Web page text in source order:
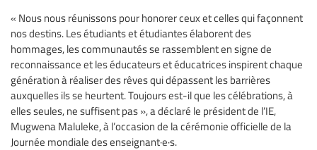
« Nous nous réunissons pour honorer ceux et celles qui façonnent
nos destins. Les étudiants et étudiantes élaborent des
hommages, les communautés se rassemblent en signe de
reconnaissance et les éducateurs et éducatrices inspirent chaque
génération à réaliser des rêves qui dépassent les barrières
auxquelles ils se heurtent. Toujours est-il que les célébrations, à
elles seules, ne suffisent pas », a déclaré le président de l’IE,
Mugwena Maluleke, à l’occasion de la cérémonie officielle de la
Journée mondiale des enseignant·e·s.